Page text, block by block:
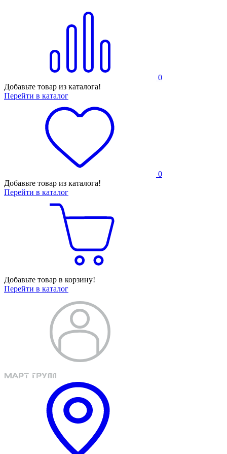
0
Добавьте товар из каталога!
Перейти в каталог
0
Добавьте товар из каталога!
Перейти в каталог
Добавьте товар в корзину!
Перейти в каталог